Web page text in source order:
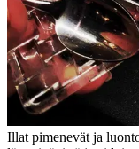
Illat pimenevät ja